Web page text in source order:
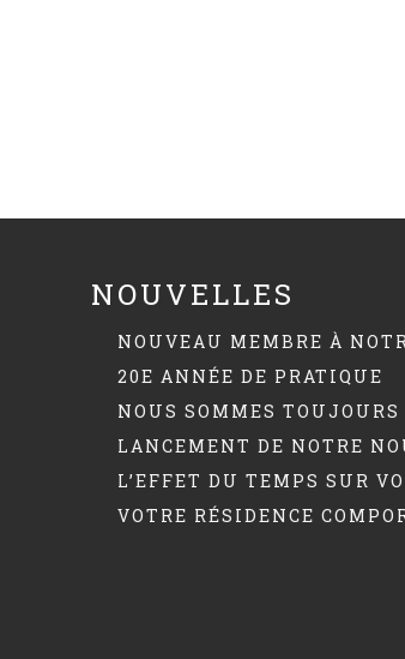
NOUVELLES
NOUVEAU MEMBRE À
20E ANNÉE DE PRATIQUE
NOUS SOMMES
LANCEMENT DE NOTRE
L’EFFET DU TEMPS SUR
VOTRE RÉSIDENCE